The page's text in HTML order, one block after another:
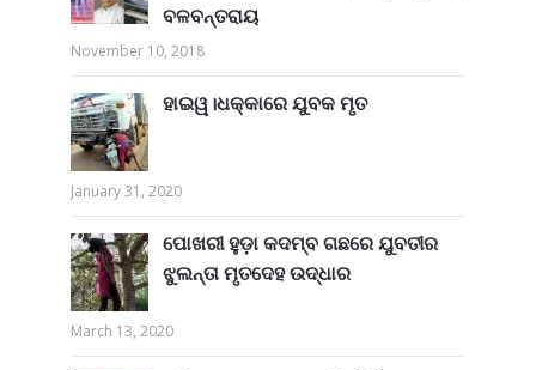
ବଳବନ୍ତରାୟ
November 10, 2018
ହାଇୱ।ଧକ୍କାରେ ଯୁବକ ମୃତ
January 31, 2020
ପୋଖରୀ ହୁଡ଼ା କଦମ୍ବ ଗଛରେ ଯୁବତୀର
ଝୁଲନ୍ତା ମୃତଦେହ ଉଦ୍ଧାର
March 13, 2020